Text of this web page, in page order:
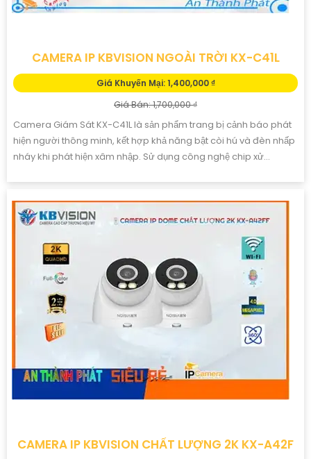
CAMERA IP KBVISION NGOÀI TRỜI KX-C41L
Giá Khuyến Mại: 1,400,000 ₫
Giá Bán: 1,700,000 ₫
Camera Giám Sát KX-C41L là sản phẩm trang bị cảnh báo phát
hiện người thông minh, kết hợp khả năng bật còi hú và đèn nhấp
nháy khi phát hiện xâm nhập. Sử dụng công nghệ chip xử...
CAMERA IP KBVISION CHẤT LƯỢNG 2K KX-A42F